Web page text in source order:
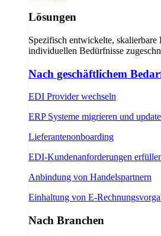
Lösungen
Spezifisch entwickelte,
individuellen Bedürfnisse
Nach geschäftlichem
EDI Provider wechseln
ERP Systeme migrieren und
Lieferantenonboarding
EDI-Kundenanforderungen
Anbindung von Handelspartnern
Einhaltung von E-
Nach Branchen